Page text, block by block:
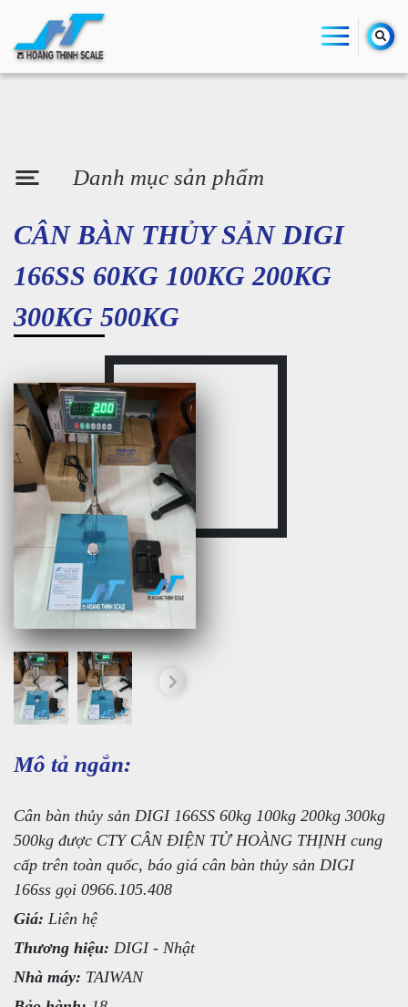
Danh mục sản phẩm
CÂN BÀN THỦY SẢN DIGI
166SS 60KG 100KG 200KG
300KG 500KG
Mô tả ngắn:
Cân bàn thủy sản DIGI 166SS 60kg 100kg 200kg 300kg
500kg được CTY CÂN ĐIỆN TỬ HOÀNG THỊNH cung
cấp trên toàn quốc, báo giá cân bàn thủy sản DIGI
166ss gọi 0966.105.408
Giá: Liên hệ
Thương hiệu: DIGI - Nhật
Nhà máy: TAIWAN